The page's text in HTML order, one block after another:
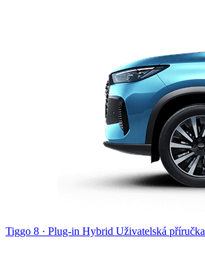
Tiggo 8 · Plug-in Hybrid Uživatelská příručka